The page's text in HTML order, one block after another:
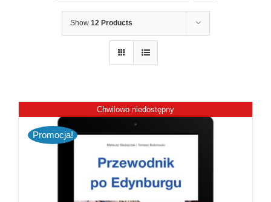
Show 12 Products
Chwilowo niedostępny
Promocja!